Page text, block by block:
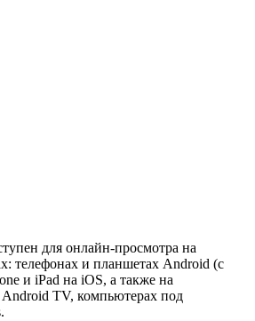
для онлайн-просмотра на
телефонах и планшетах Android (с
и iPad на iOS, а также на
Android TV, компьютерах под